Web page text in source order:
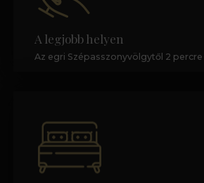
A legjobb helyen
Az egri Szépasszonyvölgytől 2 percre